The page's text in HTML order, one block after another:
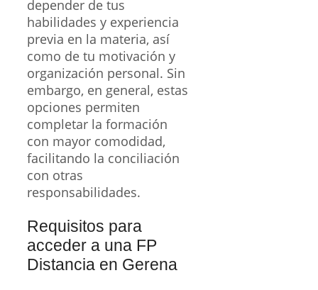
depender de tus
habilidades y experiencia
previa en la materia, así
como de tu motivación y
organización personal. Sin
embargo, en general, estas
opciones permiten
completar la formación
con mayor comodidad,
facilitando la conciliación
con otras
responsabilidades.
Requisitos para
acceder a una FP
Distancia en Gerena